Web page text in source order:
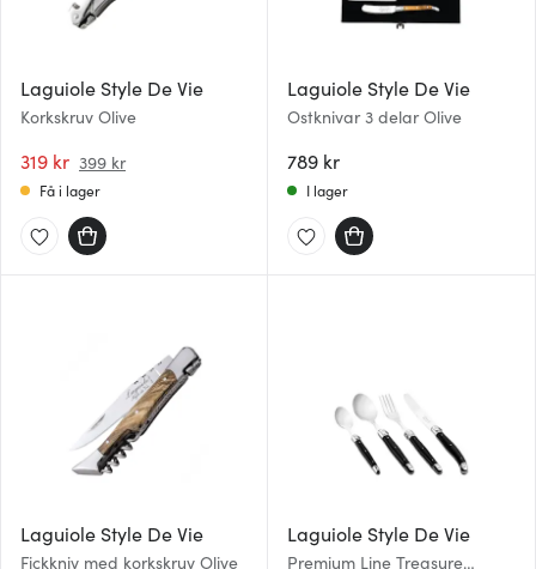
Laguiole Style De Vie
Korkskruv Olive
319 kr 399 kr
Få i lager
Laguiole Style De Vie
Ostknivar 3 delar Olive
789 kr
I lager
Laguiole Style De Vie
Fickkniv med korkskruv Olive
Laguiole Style De Vie
Premium Line Treasure